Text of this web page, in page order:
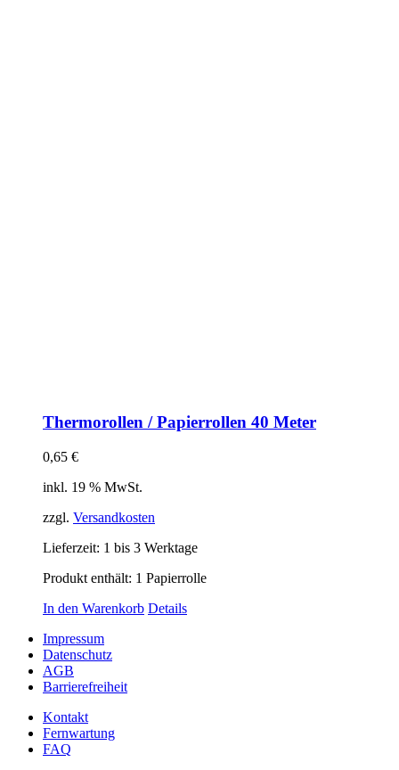
Thermorollen / Papierrollen 40 Meter
0,65 €
inkl. 19 % MwSt.
zzgl. Versandkosten
Lieferzeit: 1 bis 3 Werktage
Produkt enthält: 1 Papierrolle
In den Warenkorb Details
Impressum
Datenschutz
AGB
Barrierefreiheit
Kontakt
Fernwartung
FAQ